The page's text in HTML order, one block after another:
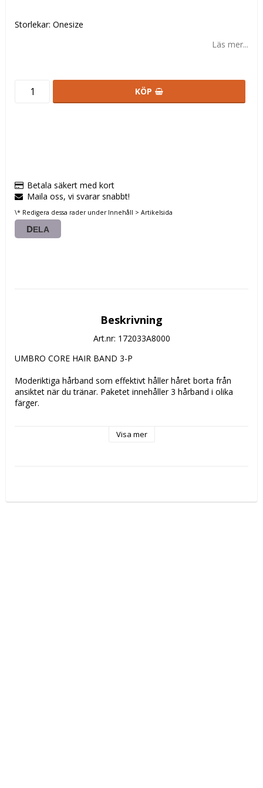
Storlekar: Onesize
Läs mer...
KÖP
Betala säkert med kort
Maila oss, vi svarar snabbt!
\* Redigera dessa rader under Innehåll > Artikelsida
DELA
Beskrivning
Art.nr: 172033A8000
UMBRO CORE HAIR BAND 3-P
Moderiktiga hårband som effektivt håller håret borta från
ansiktet när du tränar. Paketet innehåller 3 hårband i olika
färger.
Visa mer